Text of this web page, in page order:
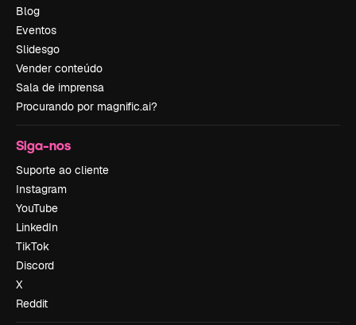
Blog
Eventos
Slidesgo
Vender conteúdo
Sala de imprensa
Procurando por magnific.ai?
Siga-nos
Suporte ao cliente
Instagram
YouTube
LinkedIn
TikTok
Discord
X
Reddit